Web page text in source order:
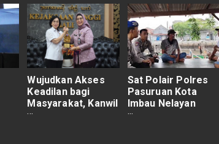
Tingkatkan
Transparansi Biaya
Pajak Kendaraan
Wujudkan Akses
Keadilan bagi
Masyarakat, Kanwil
Kemenkum Bali
Sat Polair Polres
Pasuruan Kota
Imbau Nelayan
Waspada Cuaca